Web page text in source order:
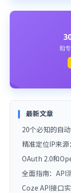
和
最新文章
20个必知的自
精准定位IP来
OAuth 2.0和
全面指南：API
Coze API接口